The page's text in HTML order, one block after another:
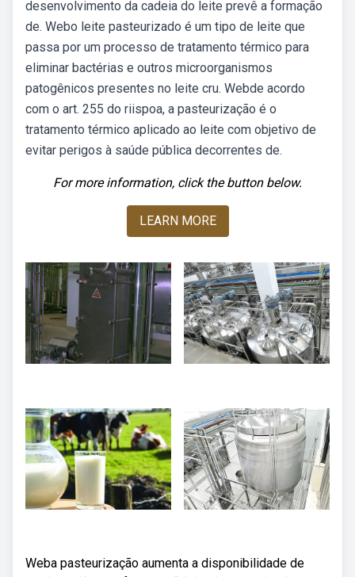
desenvolvimento da cadeia do leite prevê a formação
de. Webo leite pasteurizado é um tipo de leite que
passa por um processo de tratamento térmico para
eliminar bactérias e outros microorganismos
patogênicos presentes no leite cru. Webde acordo
com o art. 255 do riispoa, a pasteurização é o
tratamento térmico aplicado ao leite com objetivo de
evitar perigos à saúde pública decorrentes de.
For more information, click the button below.
LEARN MORE
Weba pasteurização aumenta a disponibilidade de